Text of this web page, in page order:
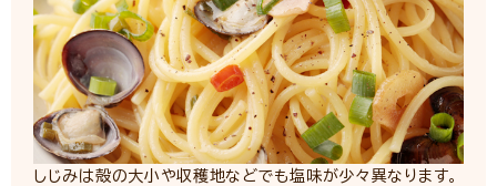
しじみは殻の大小や収穫地などでも塩味が少々異なります。